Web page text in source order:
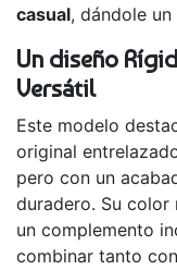
casual, dándole
Un diseño
Versátil
Este modelo
original
pero con un
duradero. Su
un complemento
combinar tanto